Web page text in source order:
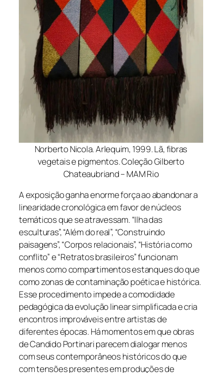
Norberto Nicola. Arlequim, 1999. Lã, fibras
vegetais e pigmentos. Coleção Gilberto
Chateaubriand – MAM Rio
A exposição ganha enorme força ao abandonar a
linearidade cronológica em favor de núcleos
temáticos que se atravessam. “Ilha das
esculturas”, “Além do real”, “Construindo
paisagens”, “Corpos relacionais”, “História como
conflito” e “Retratos brasileiros” funcionam
menos como compartimentos estanques do que
como zonas de contaminação poética e histórica.
Esse procedimento impede a comodidade
pedagógica da evolução linear simplificada e cria
encontros improváveis entre artistas de
diferentes épocas. Há momentos em que obras
de Candido Portinari parecem dialogar menos
com seus contemporâneos históricos do que
com tensões presentes em produções de